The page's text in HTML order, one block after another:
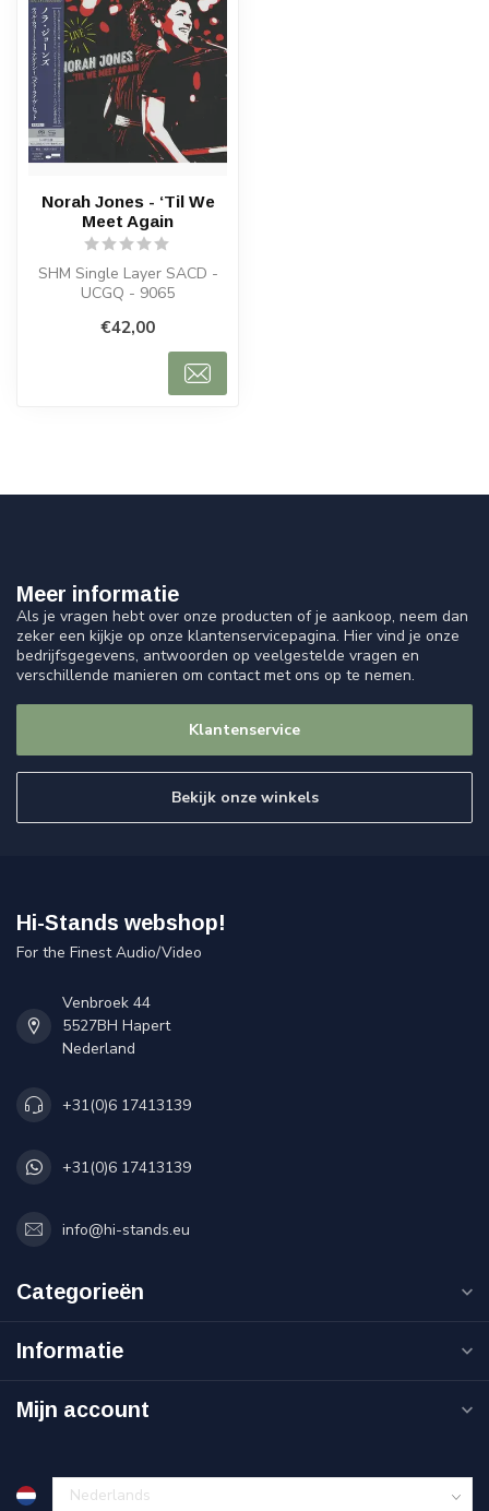
Norah Jones - ‘Til We
Meet Again
SHM Single Layer SACD -
UCGQ - 9065
€42,00
Meer informatie
Als je vragen hebt over onze producten of je aankoop, neem dan
zeker een kijkje op onze klantenservicepagina. Hier vind je onze
bedrijfsgegevens, antwoorden op veelgestelde vragen en
verschillende manieren om contact met ons op te nemen.
Klantenservice
Bekijk onze winkels
Hi-Stands webshop!
For the Finest Audio/Video
Venbroek 44
5527BH Hapert
Nederland
+31(0)6 17413139
+31(0)6 17413139
info@hi-stands.eu
Categorieën
Informatie
Mijn account